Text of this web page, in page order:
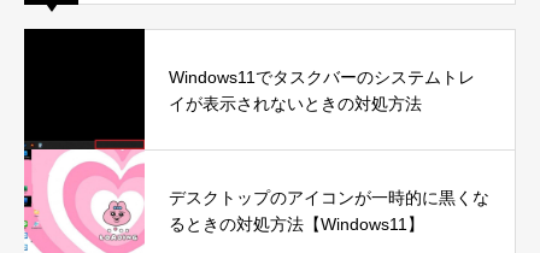
Windows11でタスクバーのシステムトレ
イが表示されないときの対処方法
デスクトップのアイコンが一時的に黒くな
るときの対処方法【Windows11】